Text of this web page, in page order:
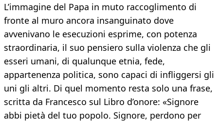
L’immagine del Papa in muto raccoglimento di
fronte al muro ancora insanguinato dove
avvenivano le esecuzioni esprime, con potenza
straordinaria, il suo pensiero sulla violenza che gli
esseri umani, di qualunque etnia, fede,
appartenenza politica, sono capaci di infliggersi gli
uni gli altri. Di quel momento resta solo una frase,
scritta da Francesco sul Libro d’onore: «Signore
abbi pietà del tuo popolo. Signore, perdono per